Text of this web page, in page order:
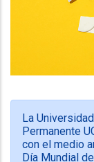
La
Permanente
con el medio
Día Mundial